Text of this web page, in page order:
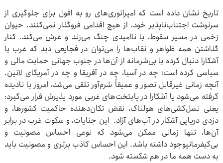
تاریخ نشان داده است که امپراتوری‌های رو به افول برای جلوگیری از
سرنوشت اجتناب‌ناپذیر خود، از هیچ اقدامی فروگذار نمی‌کنند. حیوان
زخمی در مسیر سقوط، با ناامیدی چنگ می‌زند و غرش می‌کند. کنار
گذاشتن همه ظواهر و نقاب‌ها را می‌توان در فجایعی دید که غرب یا
آشکارا دنبال کرده یا بی‌شرمانه از آن‌ها در جنوب جهانی حمایت مالی و
سیاسی کرده است؛ چه در آسیا، چه در آفریقا و چه در آمریکای لاتین.
آنچه زمانی غیرقابل تصور و عمیقاً شرم‌آور تلقی می‌شد، امروز یا نادیده
گرفته می‌شود یا آشکارا در پایتخت‌های غربی مورد پذیرش قرار می‌گیرد:
یعنی نسل‌کشی‌های هولناک، نقض تکان‌دهنده حاکمیت کشورها، و
دزدی دریایی آشکار در آب‌های آزاد. این جنایات، و سکوت غرب در برابر
آن‌ها، تنها زمانی ممکن می‌شود که نوعی احساس مصونیت و
بی‌کیفرمانیوجود داشته باشد. این احساس کاذب برتری و مصونیت باید
به دست همه ما در هم شکسته شود.